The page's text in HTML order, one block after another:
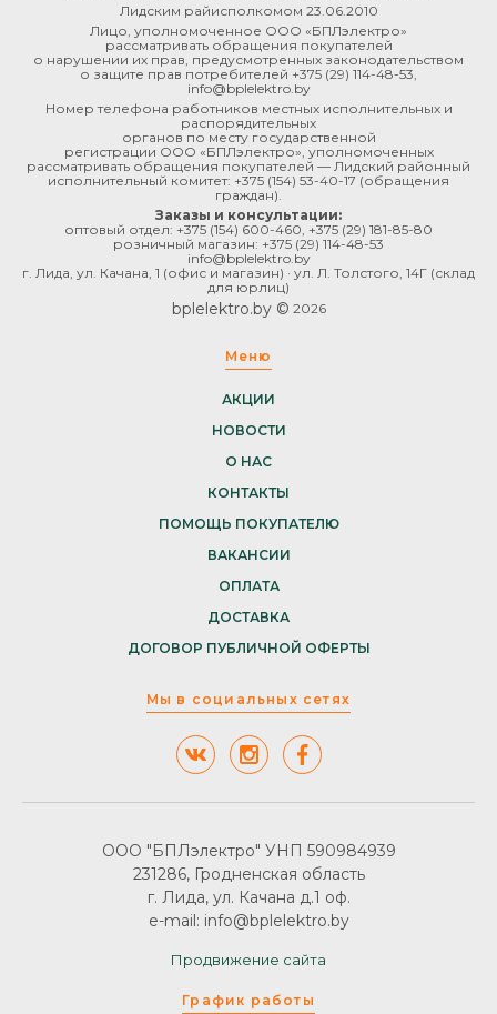
Лидским райисполкомом 23.06.2010
Лицо, уполномоченное ООО «БПЛэлектро»
рассматривать обращения покупателей
о нарушении их прав, предусмотренных законодательством
о защите прав потребителей +375 (29) 114-48-53
info@bplelektro.by
Номер телефона работников местных исполнительных и
распорядительных
органов по месту государственной
регистрации ООО «БПЛэлектро», уполномоченных
рассматривать обращения покупателей — Лидский районный
исполнительный комитет: +375 (154) 53-40-17 (обращения
граждан).
Заказы и консультации:
оптовый отдел: +375 (154) 600-460 +375 (29) 181-85-80
розничный магазин: +375 (29) 114-48-53
info@bplelektro.by
г. Лида, ул. Качана, 1 (офис и магазин) · ул. Л. Толстого, 14Г (склад
для юрлиц)
bplelektro.by © 2026
Меню
АКЦИИ
НОВОСТИ
О НАС
КОНТАКТЫ
ПОМОЩЬ ПОКУПАТЕЛЮ
ВАКАНСИИ
ОПЛАТА
ДОСТАВКА
ДОГОВОР ПУБЛИЧНОЙ ОФЕРТЫ
Мы в социальных сетях
График работы
ООО "БПЛэлектро" УНП 590984939
231286, Гродненская область
г. Лида, ул. Качана д.1 оф.
e-mail: info@bplelektro.by
Продвижение сайта